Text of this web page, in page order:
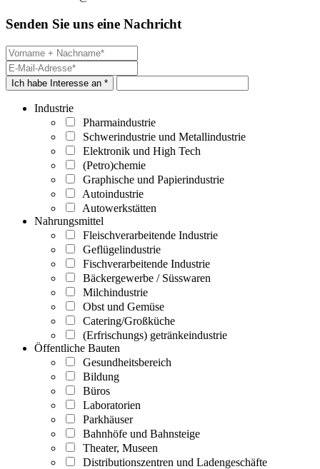
Senden Sie uns eine Nachricht
Ich habe Interesse an *
Industrie
Pharmaindustrie
Schwerindustrie und Metallindustrie
Elektronik und High Tech
(Petro)chemie
Graphische und Papierindustrie
Autoindustrie
Autowerkstätten
Nahrungsmittel
Fleischverarbeitende Industrie
Geflügelindustrie
Fischverarbeitende Industrie
Bäckergewerbe / Süsswaren
Milchindustrie
Obst und Gemüse
Catering/Großküche
(Erfrischungs) getränkeindustrie
Öffentliche Bauten
Gesundheitsbereich
Bildung
Büros
Laboratorien
Parkhäuser
Bahnhöfe und Bahnsteige
Theater, Museen
Distributionszentren und Ladengeschäfte